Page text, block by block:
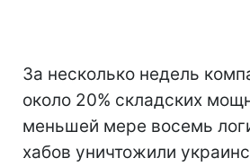
За несколько недель
около 20% складских
меньшей мере восемь
хабов уничтожили